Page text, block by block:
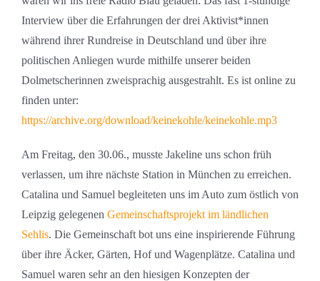
Interview über die Erfahrungen der drei Aktivist*innen
während ihrer Rundreise in Deutschland und über ihre
politischen Anliegen wurde mithilfe unserer beiden
Dolmetscherinnen zweisprachig ausgestrahlt. Es ist online zu
finden unter:
https://archive.org/download/keinekohle/keinekohle.mp3
Am Freitag, den 30.06., musste Jakeline uns schon früh
verlassen, um ihre nächste Station in München zu erreichen.
Catalina und Samuel begleiteten uns im Auto zum östlich von
Leipzig gelegenen Gemeinschaftsprojekt im ländlichen
Sehlis. Die Gemeinschaft bot uns eine inspirierende Führung
über ihre Äcker, Gärten, Hof und Wagenplätze. Catalina und
Samuel waren sehr an den hiesigen Konzepten der